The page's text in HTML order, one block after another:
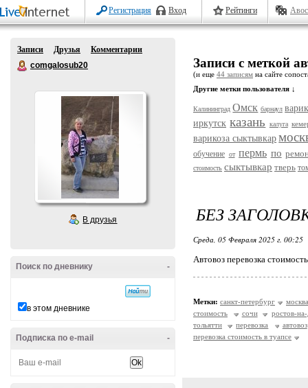
Регистрация Вход Рейтинги
Записи Друзья
Комментарии
comgalosub20
В друзья
-
Поиск по дневнику
в этом дневнике
-
Подписка по e-mail
Записи с меткой
(и еще 44 записям на сайте
Другие метки пользователя ↓
Калининград Омск барнаул
иркутск казань калуга
варикоза сыктывкар
обучение от пермь по
стоимость сыктывкар тверь
БЕЗ
Среда, 05 Февраля 2025 г. 00:25
Автовоз перевозка
Метки: санкт-петербург
москва
стоимость
сочи
ростов-
тольятти
перевозка
автовоз
перевозка стоимость в туапсе